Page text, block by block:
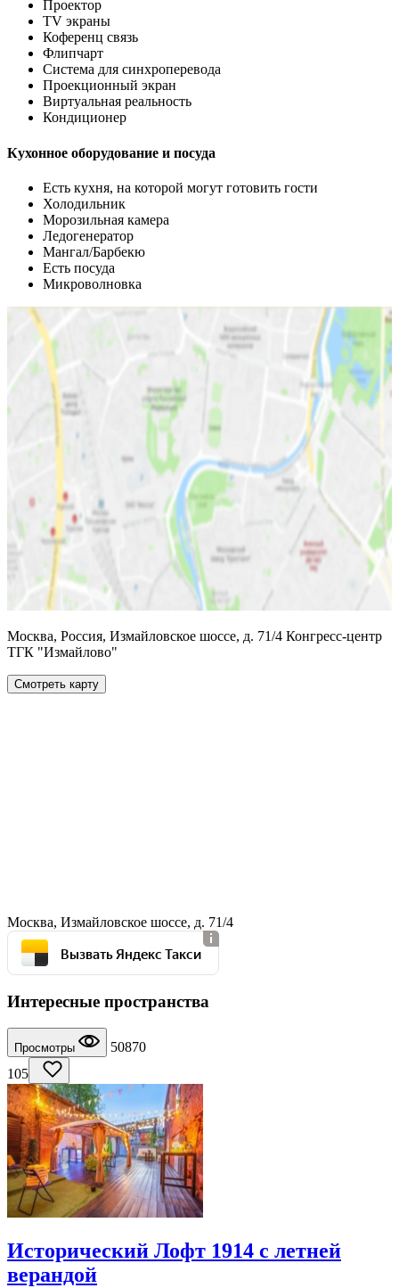
Проектор
TV экраны
Коференц связь
Флипчарт
Система для синхроперевода
Проекционный экран
Виртуальная реальность
Кондиционер
Кухонное оборудование и посуда
Есть кухня, на которой могут готовить гости
Холодильник
Морозильная камера
Ледогенератор
Мангал/Барбекю
Есть посуда
Микроволновка
Москва, Россия, Измайловское шоссе, д. 71/4 Конгресс-центр
ТГК "Измайлово"
Смотреть карту
Москва, Измайловское шоссе, д. 71/4
Вызвать Яндекс Такси
Интересные пространства
Просмотры
50870
105
Исторический Лофт 1914 с летней
верандой